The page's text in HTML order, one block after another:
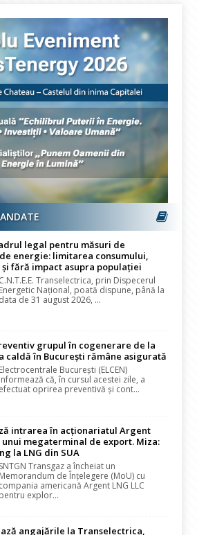
legal pentru măsuri de
energie: limitarea consumului,
fără impact asupra populației
C.N.T.E.E. Transelectrica, prin Dispecerul
Energetic Național, poată dispune, până la
data de 31 august 2026, ...
grupul în cogenerare de la
caldă în București rămâne asigurată
Electrocentrale București (ELCEN)
informează că, în cursul acestei zile, a
efectuat oprirea preventivă și cont...
intrarea în acționariatul Argent
megaterminal de export. Miza:
la LNG din SUA
SNTGN Transgaz a încheiat un
Memorandum de Înțelegere (MoU) cu
compania americană Argent LNG LLC
pentru explor...
angajările la Transelectrica,